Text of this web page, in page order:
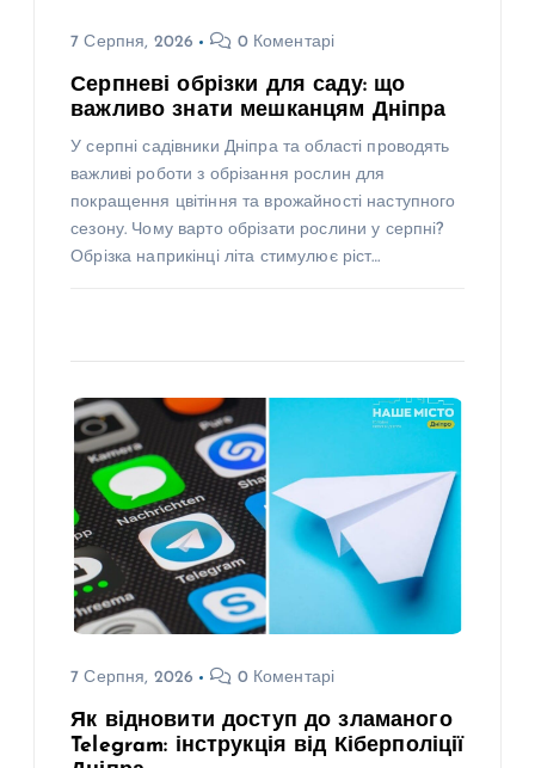
7 Серпня, 2026 0 Коментарі
Серпневі обрізки для саду: що
важливо знати мешканцям Дніпра
У серпні садівники Дніпра та області проводять
важливі роботи з обрізання рослин для
покращення цвітіння та врожайності наступного
сезону. Чому варто обрізати рослини у серпні?
Обрізка наприкінці літа стимулює ріст…
7 Серпня, 2026 0 Коментарі
Як відновити доступ до зламаного
Telegram: інструкція від Кіберполіції